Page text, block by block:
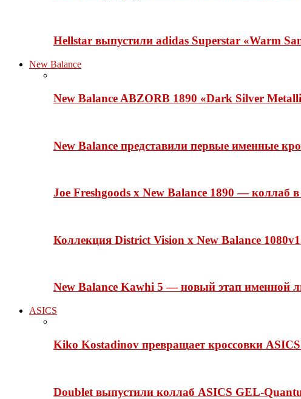
Hellstar выпустили adidas Superstar «Warm
New Balance
New Balance ABZORB 1890 «Dark Silver
New Balance представили первые именные
Joe Freshgoods x New Balance 1890 — коллаб
Коллекция District Vision x New Balance
New Balance Kawhi 5 — новый этап именной
ASICS
Kiko Kostadinov превращает кроссовки
Doublet выпустили коллаб ASICS GEL-